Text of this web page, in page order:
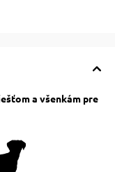
a všenkám pre